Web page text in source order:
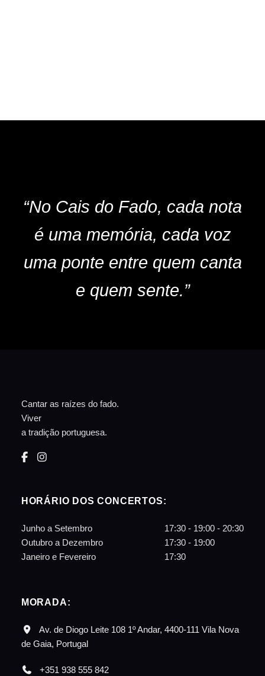
“No Cais do Fado, cada nota
é uma memória, cada voz
uma ponte entre quem canta
e quem sente.”
Cantar as raízes do fado.
Viver
a tradição portuguesa.
HORÁRIO DOS CONCERTOS:
Junho a Setembro
17:30 - 19:00 - 20:30
Outubro a Dezembro
17:30 - 19:00
Janeiro e Fevereiro
17:30
MORADA:
Av. de Diogo Leite 108 1º Andar, 4400-111 Vila Nova
de Gaia, Portugal
+351 938 555 842